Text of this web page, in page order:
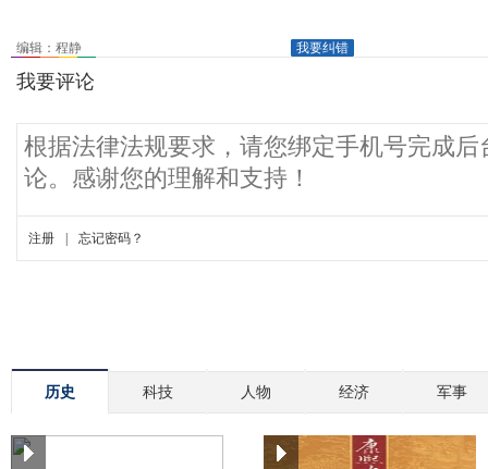
我要纠错
编辑：程静
历史 科技 人物 经济 军事